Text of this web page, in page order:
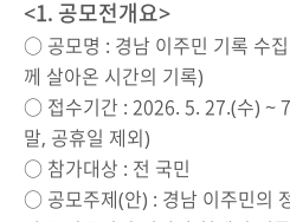
<1. 공모전개요>
○ 공모명 : 경남 이주민 기록 수
께 살아온 시간의 기록)
○ 접수기간 : 2026. 5. 27.(수) ~
말, 공휴일 제외)
○ 참가대상 : 전 국민
○ 공모주제(안) : 경남 이주민의